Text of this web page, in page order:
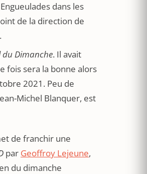
dans les
de la direction de
du Dimanche. Il avait
fois sera la bonne alors
2021. Peu de
Michel Blanquer, est
de franchir une
par Geoffroy Lejeune,
du dimanche